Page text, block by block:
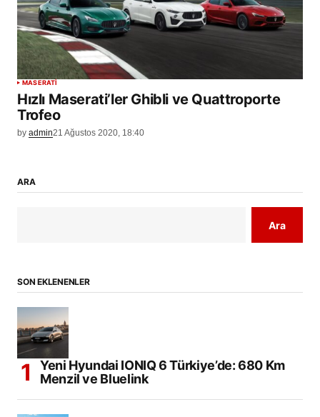
MASERATI
Hızlı Maserati’ler Ghibli ve Quattroporte
Trofeo
by admin21 Ağustos 2020, 18:40
ARA
Ara
SON EKLENENLER
Yeni Hyundai IONIQ 6 Türkiye’de: 680 Km
Menzil ve Bluelink